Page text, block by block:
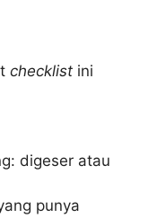
checklist ini
digeser atau
punya